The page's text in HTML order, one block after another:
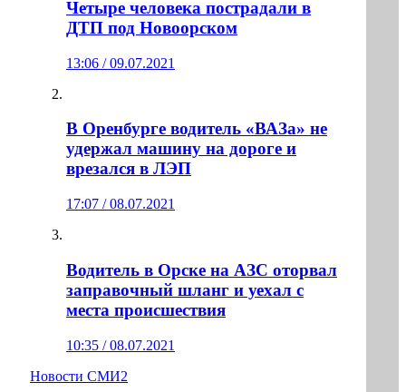
Четыре человека пострадали в
ДТП под Новоорском
13:06 / 09.07.2021
В Оренбурге водитель «ВАЗа» не
удержал машину на дороге и
врезался в ЛЭП
17:07 / 08.07.2021
Водитель в Орске на АЗС оторвал
заправочный шланг и уехал с
места происшествия
10:35 / 08.07.2021
Новости СМИ2